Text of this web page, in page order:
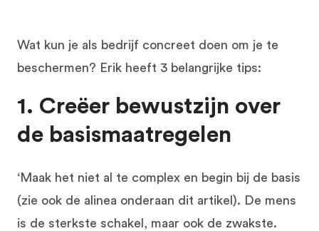
Wat kun je als bedrijf concreet doen om je te
beschermen? Erik heeft 3 belangrijke tips:
1. Creëer bewustzijn over
de basismaatregelen
‘Maak het niet al te complex en begin bij de basis
(zie ook de alinea onderaan dit artikel). De mens
is de sterkste schakel, maar ook de zwakste.